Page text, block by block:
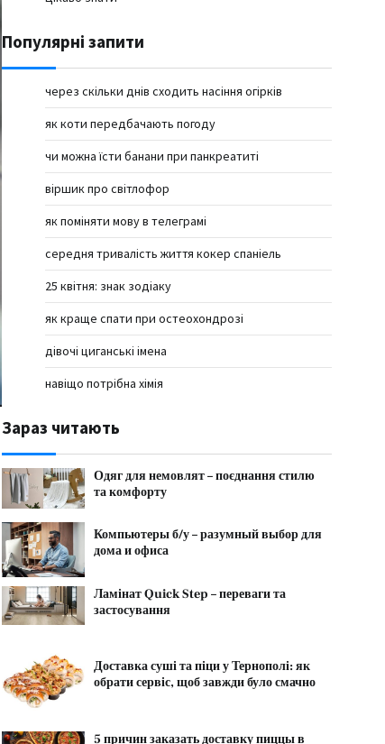
Популярні запити
через скільки днів сходить насіння огірків
як коти передбачають погоду
чи можна їсти банани при панкреатиті
віршик про світлофор
як поміняти мову в телеграмі
середня тривалість життя кокер спаніель
25 квітня: знак зодіаку
як краще спати при остеохондрозі
дівочі циганські імена
навіщо потрібна хімія
Зараз читають
Одяг для немовлят – поєднання стилю
та комфорту
Компьютеры б/у – разумный выбор для
дома и офиса
Ламінат Quick Step – переваги та
застосування
Доставка суші та піци у Тернополі: як
обрати сервіс, щоб завжди було смачно
5 причин заказать доставку пиццы в